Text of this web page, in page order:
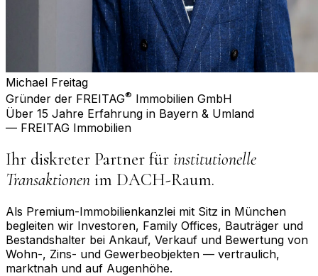
Michael Freitag
Gründer der FREITAG® Immobilien GmbH
Über 15 Jahre Erfahrung in Bayern & Umland
— FREITAG Immobilien
Ihr diskreter Partner für institutionelle
Transaktionen im DACH-Raum.
Als Premium-Immobilienkanzlei mit Sitz in München
begleiten wir Investoren, Family Offices, Bauträger und
Bestandshalter bei Ankauf, Verkauf und Bewertung von
Wohn-, Zins- und Gewerbeobjekten — vertraulich,
marktnah und auf Augenhöhe.